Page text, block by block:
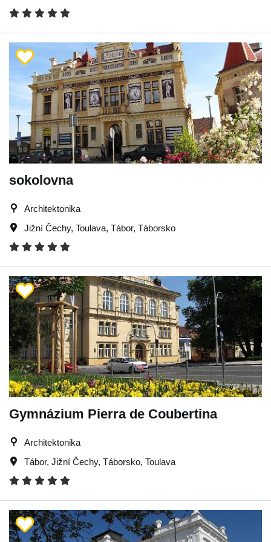
sokolovna
Architektonika
Jižní Čechy, Toulava, Tábor, Táborsko
Gymnázium Pierra de Coubertina
Architektonika
Tábor, Jižní Čechy, Táborsko, Toulava